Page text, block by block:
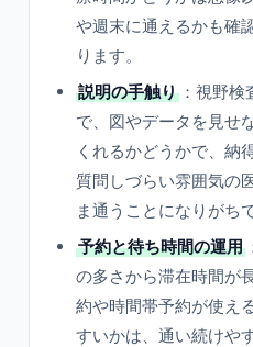
や週末に通えるかも確
ります。
説明の手触り ：視野
で、図やデータを見せ
くれるかどうかで、納
質問しづらい雰囲気の
ま通うことになりがちで
予約と待ち時間の運用
の多さから滞在時間が
約や時間帯予約が使え
すいかは、通い続けや